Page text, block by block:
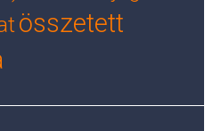
összetett